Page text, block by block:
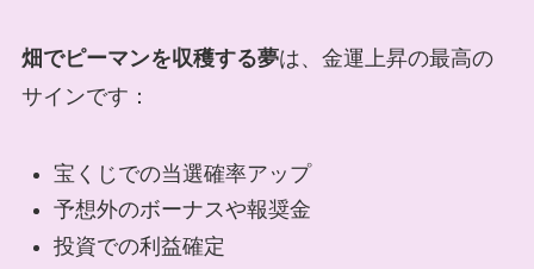
畑でピーマンを収穫する夢は、金運上昇の最高の
サインです：
宝くじでの当選確率アップ
予想外のボーナスや報奨金
投資での利益確定